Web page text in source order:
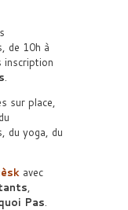
de 10h à
inscription
.
sur place,
du yoga, du
avec
,
Pas.